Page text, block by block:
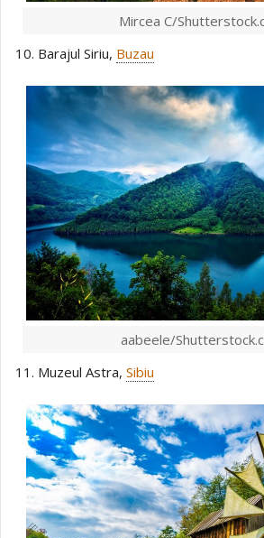
Mircea C/
10. Barajul Siriu, Buzau
aabeele/
11. Muzeul Astra, Sibiu